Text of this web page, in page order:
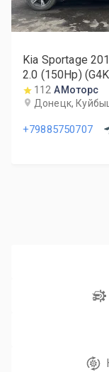
Kia Sportage
2.0 (150Hp)
112 АМоторс
Донецк,
+79885750707